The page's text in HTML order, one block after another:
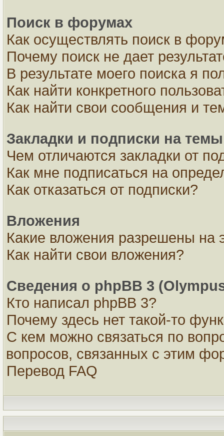
Поиск в форумах
Как осуществлять поиск в
Почему поиск не дает
В результате моего поиска я
Как найти конкретного
Как найти свои сообщения и
Закладки и подписки на темы
Чем отличаются закладки от
Как мне подписаться на
Как отказаться от подписки?
Вложения
Какие вложения разрешены на
Как найти свои вложения?
Сведения о phpBB 3
Кто написал phpBB 3?
Почему здесь нет такой-то
С кем можно связаться по
вопросов, связанных с этим
Перевод FAQ